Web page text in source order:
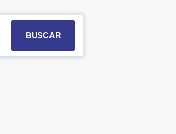
and select a date. Press the
the calendar and select a date.
BUSCAR